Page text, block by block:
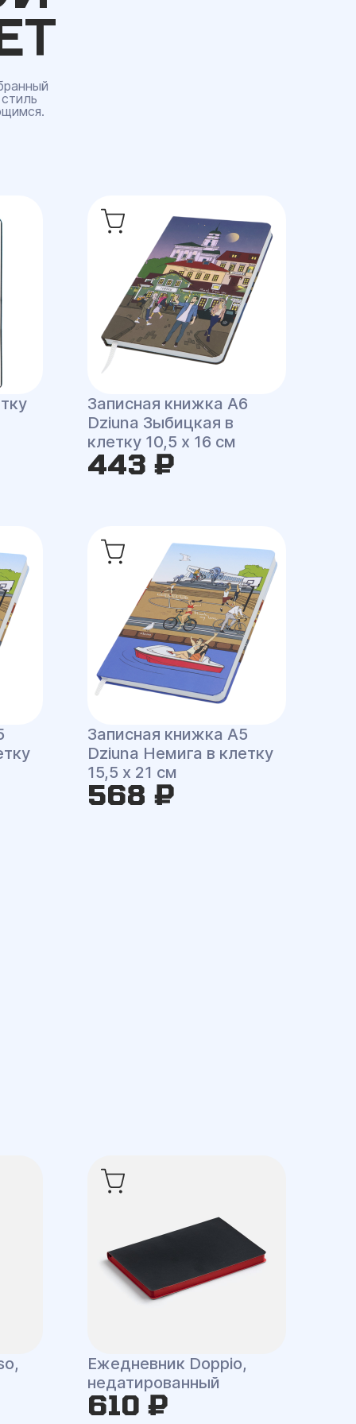
Записная книжка A6
Dziuna Зыбицкая в
клетку 10,5 x 16 см
443 ₽
Записная книжка A5
Dziuna Немига в клетку
15,5 x 21 см
568 ₽
Ежедневник Doppio,
недатированный
610 ₽